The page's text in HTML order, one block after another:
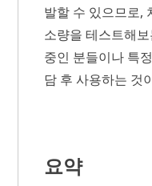
발할 수 있으므로,
소량을 테스트해
중인 분들이나 특
담 후 사용하는 것
요약